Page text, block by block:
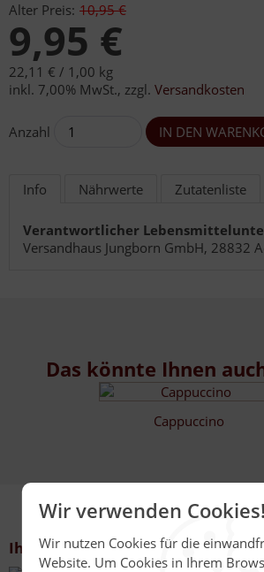
Wir verwenden Cookies!
Wir nutzen Cookies für die
Website. Um Cookies in Ihrem
Alter Preis: 10,95 €
9,95 €
22,11 € / 1,00 kg
inkl. 7,00% MwSt., zzgl. Versandkosten
Anzahl
Info Nährwerte Zutatenliste
Verantwortlicher
Versandhaus Jungborn GmbH, 28832
Das könnte Ihnen
Cappuccino
Ihr Kontakt zu uns